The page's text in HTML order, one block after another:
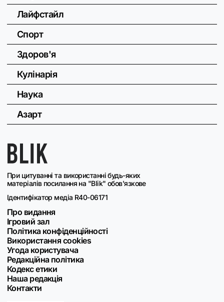
При цитуванні та використанні будь-яких
матеріалів посилання на "Blik" обов'язкове
Ідентифікатор медіа R40-06171
Про видання
Ігровий зал
Політика конфіденційності
Використання cookies
Угода користувача
Редакційна політика
Кодекс етики
Наша редакція
Контакти
Лайфстайл
Спорт
Здоров'я
Кулінарія
Наука
Азарт